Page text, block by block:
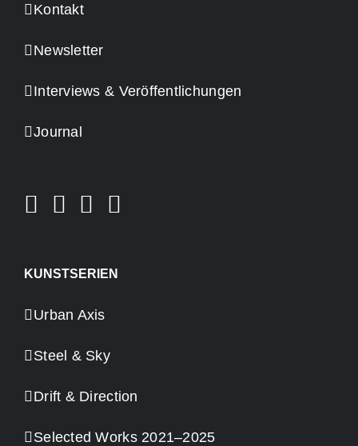
Kontakt
Newsletter
Interviews & Veröffentlichungen
Journal
KUNSTSERIEN
Urban Axis
Steel & Sky
Drift & Direction
Selected Works 2021–2025